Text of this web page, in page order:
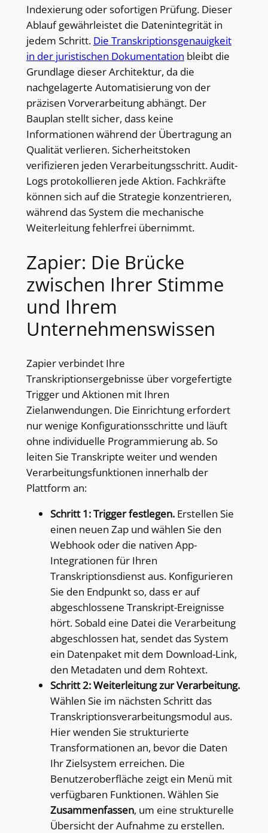
Indexierung oder sofortigen Prüfung. Dieser
Ablauf gewährleistet die Datenintegrität in
jedem Schritt. Die Transkriptionsgenauigkeit
in der juristischen Dokumentation bleibt die
Grundlage dieser Architektur, da die
nachgelagerte Automatisierung von der
präzisen Vorverarbeitung abhängt. Der
Bauplan stellt sicher, dass keine
Informationen während der Übertragung an
Qualität verlieren. Sicherheitstoken
verifizieren jeden Verarbeitungsschritt. Audit-
Logs protokollieren jede Aktion. Fachkräfte
können sich auf die Strategie konzentrieren,
während das System die mechanische
Weiterleitung fehlerfrei übernimmt.
Zapier: Die Brücke
zwischen Ihrer Stimme
und Ihrem
Unternehmenswissen
Zapier verbindet Ihre
Transkriptionsergebnisse über vorgefertigte
Trigger und Aktionen mit Ihren
Zielanwendungen. Die Einrichtung erfordert
nur wenige Konfigurationsschritte und läuft
ohne individuelle Programmierung ab. So
leiten Sie Transkripte weiter und wenden
Verarbeitungsfunktionen innerhalb der
Plattform an:
Schritt 1: Trigger festlegen.Erstellen Sie
einen neuen Zap und wählen Sie den
Webhook oder die nativen App-
Integrationen für Ihren
Transkriptionsdienst aus. Konfigurieren
Sie den Endpunkt so, dass er auf
abgeschlossene Transkript-Ereignisse
hört. Sobald eine Datei die Verarbeitung
abgeschlossen hat, sendet das System
ein Datenpaket mit dem Download-Link,
den Metadaten und dem Rohtext.
Schritt 2: Weiterleitung zur Verarbeitung.
Wählen Sie im nächsten Schritt das
Transkriptionsverarbeitungsmodul aus.
Hier wenden Sie strukturierte
Transformationen an, bevor die Daten
Ihr Zielsystem erreichen. Die
Benutzeroberfläche zeigt ein Menü mit
verfügbaren Funktionen. Wählen Sie
Zusammenfassen, um eine strukturelle
Übersicht der Aufnahme zu erstellen.